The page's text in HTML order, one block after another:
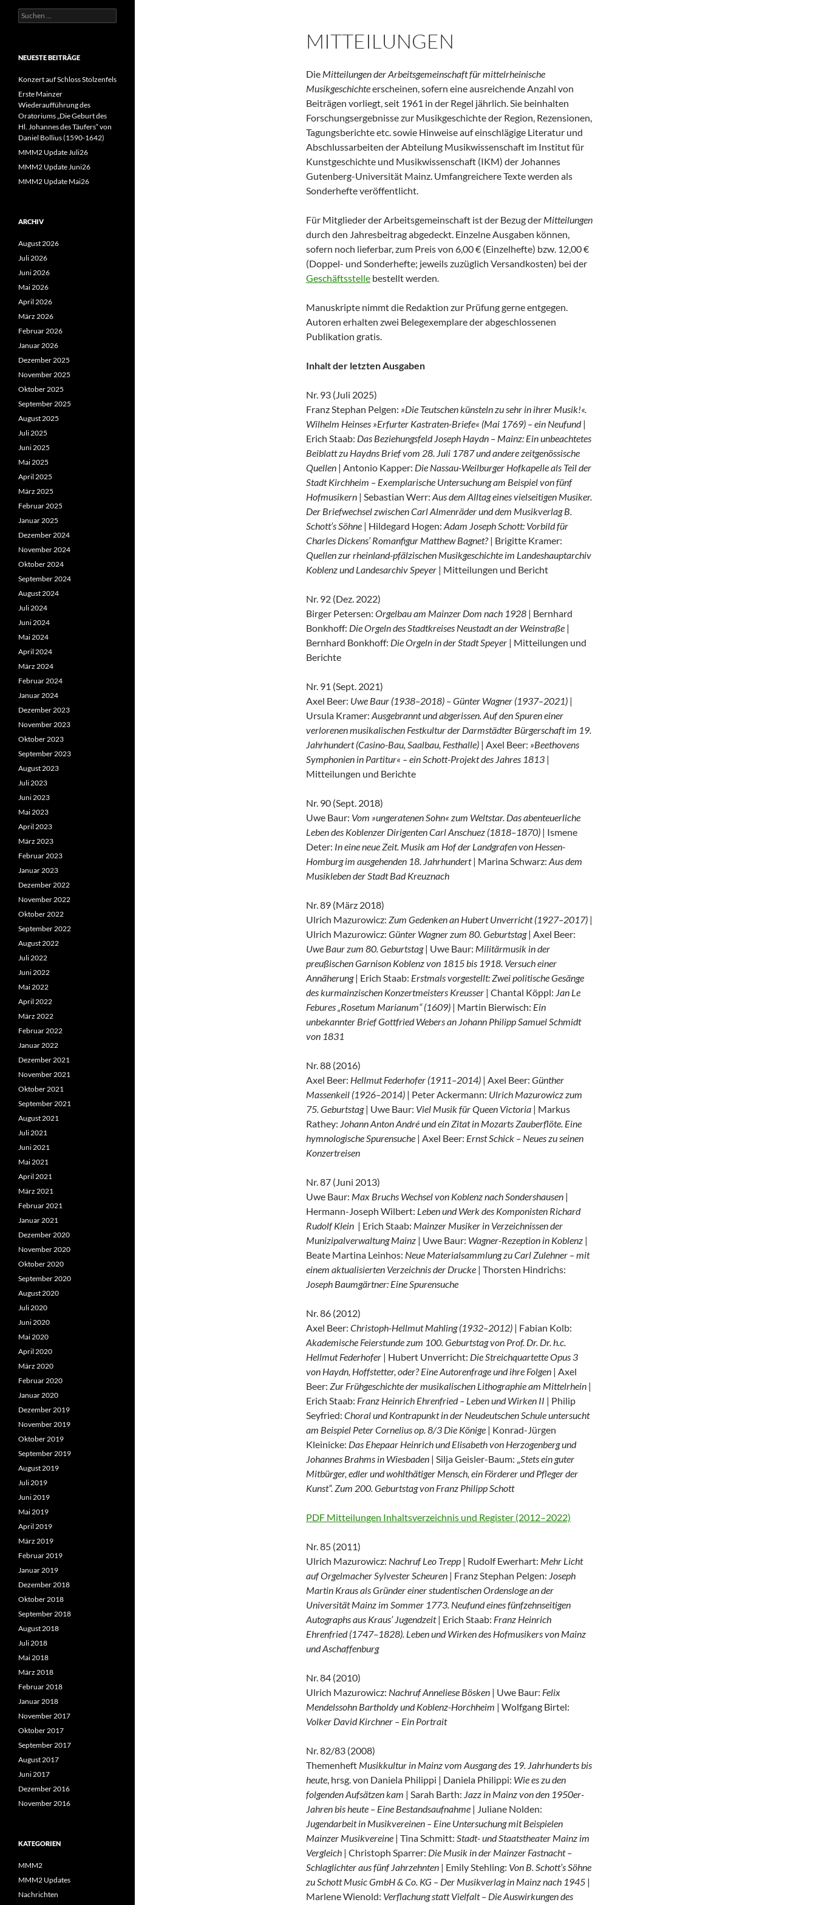
MITTEILUNGEN
Die Mitteilungen der Arbeitsgemeinschaft für mittelrheinische
Musikgeschichteerscheinen, sofern eine ausreichende Anzahl von
Beiträgen vorliegt, seit 1961 in der Regel jährlich. Sie beinhalten
Forschungsergebnisse zur Musikgeschichte der Region, Rezensionen,
Tagungsberichte etc. sowie Hinweise auf einschlägige Literatur und
Abschlussarbeiten der Abteilung Musikwissenschaft im Institut für
Kunstgeschichte und Musikwissenschaft (IKM) der Johannes
Gutenberg-Universität Mainz. Umfangreichere Texte werden als
Sonderhefte veröffentlicht.
Für Mitglieder der Arbeitsgemeinschaft ist der Bezug der Mitteilungen
durch den Jahresbeitrag abgedeckt. Einzelne Ausgaben können,
sofern noch lieferbar, zum Preis von 6,00 € (Einzelhefte) bzw. 12,00 €
(Doppel- und Sonderhefte; jeweils zuzüglich Versandkosten) bei der
Geschäftsstelle bestellt werden.
Manuskripte nimmt die Redaktion zur Prüfung gerne entgegen.
Autoren erhalten zwei Belegexemplare der abgeschlossenen
Publikation gratis.
Inhalt der letzten Ausgaben
Nr. 93 (Juli 2025)
Franz Stephan Pelgen: »Die Teutschen künsteln zu sehr in ihrer Musik!«.
Wilhelm Heinses »Erfurter Kastraten-Briefe« (Mai 1769) – ein Neufund|
Erich Staab: Das Beziehungsfeld Joseph Haydn – Mainz: Ein unbeachtetes
Beiblatt zu Haydns Brief vom 28. Juli 1787 und andere zeitgenössische
Quellen | Antonio Kapper: Die Nassau-Weilburger Hofkapelle als Teil der
Stadt Kirchheim – Exemplarische Untersuchung am Beispiel von fünf
Hofmusikern | Sebastian Werr: Aus dem Alltag eines vielseitigen Musiker.
Der Briefwechsel zwischen Carl Almenräder und dem Musikverlag B.
Schott’s Söhne | Hildegard Hogen: Adam Joseph Schott: Vorbild für
Charles Dickens’ Romanfigur Matthew Bagnet?| Brigitte Kramer:
Quellen zur rheinland-pfälzischen Musikgeschichte im Landeshauptarchiv
Koblenz und Landesarchiv Speyer | Mitteilungen und Bericht
Nr. 92 (Dez. 2022)
Birger Petersen: Orgelbau am Mainzer Dom nach 1928 | Bernhard
Bonkhoff: Die Orgeln des Stadtkreises Neustadt an der Weinstraße |
Bernhard Bonkhoff: Die Orgeln in der Stadt Speyer | Mitteilungen und
Berichte
Nr. 91 (Sept. 2021)
Axel Beer: Uwe Baur (1938–2018) – Günter Wagner (1937–2021) |
Ursula Kramer: Ausgebrannt und abgerissen. Auf den Spuren einer
verlorenen musikalischen Festkultur der Darmstädter Bürgerschaft im 19.
Jahrhundert (Casino-Bau, Saalbau, Festhalle) | Axel Beer: »Beethovens
Symphonien in Partitur« – ein Schott-Projekt des Jahres 1813 |
Mitteilungen und Berichte
Nr. 90 (Sept. 2018)
Uwe Baur: Vom »ungeratenen Sohn« zum Weltstar. Das abenteuerliche
Leben des Koblenzer Dirigenten Carl Anschuez (1818–1870) | Ismene
Deter: In eine neue Zeit. Musik am Hof der Landgrafen von Hessen-
Homburg im ausgehenden 18. Jahrhundert| Marina Schwarz: Aus dem
Musikleben der Stadt Bad Kreuznach
Nr. 89 (März 2018)
Ulrich Mazurowicz: Zum Gedenken an Hubert Unverricht (1927–2017) |
Ulrich Mazurowicz: Günter Wagner zum 80. Geburtstag| Axel Beer:
Uwe Baur zum 80. Geburtstag| Uwe Baur: Militärmusik in der
preußischen Garnison Koblenz von 1815 bis 1918. Versuch einer
Annäherung| Erich Staab: Erstmals vorgestellt: Zwei politische Gesänge
des kurmainzischen Konzertmeisters Kreusser | Chantal Köppl: Jan Le
Febures „Rosetum Marianum“ (1609) | Martin Bierwisch: Ein
unbekannter Brief Gottfried Webers an Johann Philipp Samuel Schmidt
von 1831
Nr. 88 (2016)
Axel Beer: Hellmut Federhofer (1911–2014) | Axel Beer: Günther
Massenkeil (1926–2014) | Peter Ackermann: Ulrich Mazurowicz zum
75. Geburtstag| Uwe Baur: Viel Musik für Queen Victoria | Markus
Rathey: Johann Anton André und ein Zitat in Mozarts Zauberflöte. Eine
hymnologische Spurensuche | Axel Beer: Ernst Schick – Neues zu seinen
Konzertreisen
Nr. 87 (Juni 2013)
Uwe Baur: Max Bruchs Wechsel von Koblenz nach Sondershausen |
Hermann-Joseph Wilbert: Leben und Werk des Komponisten Richard
Rudolf Klein | Erich Staab: Mainzer Musiker in Verzeichnissen der
Munizipalverwaltung Mainz | Uwe Baur: Wagner-Rezeption in Koblenz |
Beate Martina Leinhos: Neue Materialsammlung zu Carl Zulehner – mit
einem aktualisierten Verzeichnis der Drucke | Thorsten Hindrichs:
Joseph Baumgärtner: Eine Spurensuche
Nr. 86 (2012)
Axel Beer: Christoph-Hellmut Mahling (1932–2012) | Fabian Kolb:
Akademische Feierstunde zum 100. Geburtstag von Prof. Dr. Dr. h.c.
Hellmut Federhofer | Hubert Unverricht: Die Streichquartette Opus 3
von Haydn, Hoffstetter, oder? Eine Autorenfrage und ihre Folgen | Axel
Beer: Zur Frühgeschichte der musikalischen Lithographie am Mittelrhein |
Erich Staab: Franz Heinrich Ehrenfried – Leben und Wirken II | Philip
Seyfried: Choral und Kontrapunkt in der Neudeutschen Schule untersucht
am Beispiel Peter Cornelius op. 8/3 Die Könige | Konrad-Jürgen
Kleinicke: Das Ehepaar Heinrich und Elisabeth von Herzogenberg und
Johannes Brahms in Wiesbaden | Silja Geisler-Baum: „Stets ein guter
Mitbürger, edler und wohlthätiger Mensch, ein Förderer und Pfleger der
Kunst“. Zum 200. Geburtstag von Franz Philipp Schott
PDF Mitteilungen Inhaltsverzeichnis und Register (2012–2022)
Nr. 85 (2011)
Ulrich Mazurowicz: Nachruf Leo Trepp | Rudolf Ewerhart: Mehr Licht
auf Orgelmacher Sylvester Scheuren | Franz Stephan Pelgen: Joseph
Martin Kraus als Gründer einer studentischen Ordensloge an der
Universität Mainz im Sommer 1773. Neufund eines fünfzehnseitigen
Autographs aus Kraus’ Jugendzeit| Erich Staab: Franz Heinrich
Ehrenfried (1747–1828). Leben und Wirken des Hofmusikers von Mainz
und Aschaffenburg
Nr. 84 (2010)
Ulrich Mazurowicz: Nachruf Anneliese Bösken | Uwe Baur: Felix
Mendelssohn Bartholdy und Koblenz-Horchheim | Wolfgang Birtel:
Volker David Kirchner – Ein Portrait
Nr. 82/83 (2008)
Themenheft Musikkultur in Mainz vom Ausgang des 19. Jahrhunderts bis
heute, hrsg. von Daniela Philippi | Daniela Philippi: Wie es zu den
folgenden Aufsätzen kam | Sarah Barth: Jazz in Mainz von den 1950er-
Jahren bis heute – Eine Bestandsaufnahme | Juliane Nolden:
Jugendarbeit in Musikvereinen – Eine Untersuchung mit Beispielen
Mainzer Musikvereine | Tina Schmitt: Stadt- und Staatstheater Mainz im
Vergleich | Christoph Sparrer: Die Musik in der Mainzer Fastnacht –
Schlaglichter aus fünf Jahrzehnten | Emily Stehling: Von B. Schott’s Söhne
zu Schott Music GmbH & Co. KG – Der Musikverlag in Mainz nach 1945 |
Marlene Wienold: Verflachung statt Vielfalt – Die Auswirkungen des
Suchen
nach:
NEUESTE BEITRÄGE
Konzert auf Schloss Stolzenfels
Erste Mainzer
Wiederaufführung des
Oratoriums „Die Geburt des
Hl. Johannes des Täufers“ von
Daniel Bollius (1590-1642)
MMM2 Update Juli26
MMM2 Update Juni26
MMM2 Update Mai26
ARCHIV
August 2026
Juli 2026
Juni 2026
Mai 2026
April 2026
März 2026
Februar 2026
Januar 2026
Dezember 2025
November 2025
Oktober 2025
September 2025
August 2025
Juli 2025
Juni 2025
Mai 2025
April 2025
März 2025
Februar 2025
Januar 2025
Dezember 2024
November 2024
Oktober 2024
September 2024
August 2024
Juli 2024
Juni 2024
Mai 2024
April 2024
März 2024
Februar 2024
Januar 2024
Dezember 2023
November 2023
Oktober 2023
September 2023
August 2023
Juli 2023
Juni 2023
Mai 2023
April 2023
März 2023
Februar 2023
Januar 2023
Dezember 2022
November 2022
Oktober 2022
September 2022
August 2022
Juli 2022
Juni 2022
Mai 2022
April 2022
März 2022
Februar 2022
Januar 2022
Dezember 2021
November 2021
Oktober 2021
September 2021
August 2021
Juli 2021
Juni 2021
Mai 2021
April 2021
März 2021
Februar 2021
Januar 2021
Dezember 2020
November 2020
Oktober 2020
September 2020
August 2020
Juli 2020
Juni 2020
Mai 2020
April 2020
März 2020
Februar 2020
Januar 2020
Dezember 2019
November 2019
Oktober 2019
September 2019
August 2019
Juli 2019
Juni 2019
Mai 2019
April 2019
März 2019
Februar 2019
Januar 2019
Dezember 2018
Oktober 2018
September 2018
August 2018
Juli 2018
Mai 2018
März 2018
Februar 2018
Januar 2018
November 2017
Oktober 2017
September 2017
August 2017
Juni 2017
Dezember 2016
November 2016
KATEGORIEN
MMM2
MMM2 Updates
Nachrichten